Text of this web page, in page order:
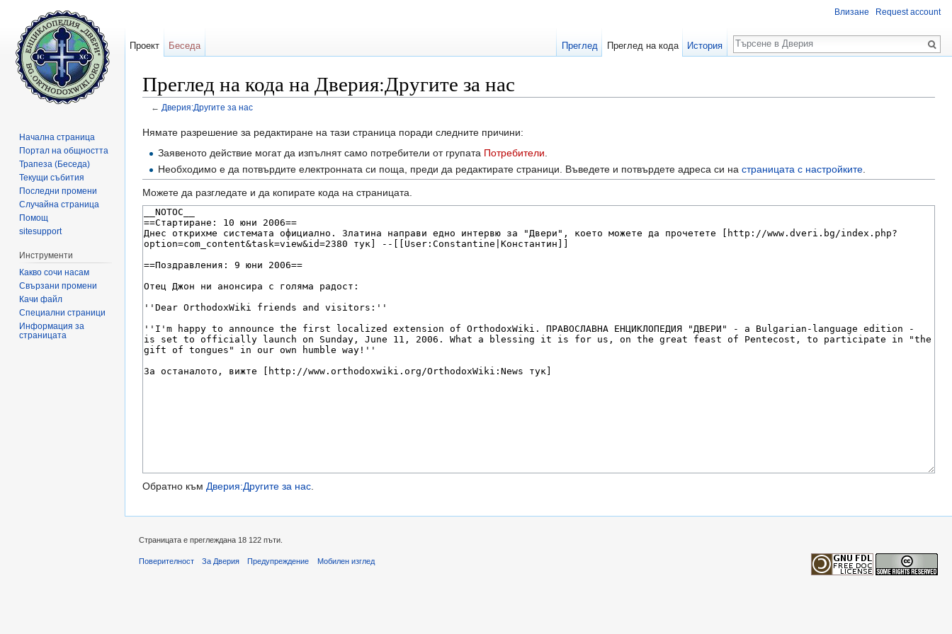
Преглед на кода на Дверия:Другите за нас
← Дверия:Другите за нас
Нямате разрешение за редактиране на тази страница поради следните причини:
Заявеното действие могат да изпълнят само потребители от групата Потребители
Необходимо е да потвърдите електронната си поща, преди да редактирате страници. Въведете и потвърдете адреса си настраницата с настройките
Можете да разгледате и да копирате кодa на страницата.
Обратно към Дверия:Другите за нас.
Влизане Request account
Проект Беседа Преглед Преглед на кода История
Търсене
Начална страница
Портал на общността
Трапеза (Беседа)
Текущи събития
Последни промени
Случайна страница
Помощ
sitesupport
Инструменти
Какво сочи насам
Свързани промени
Качи файл
Специални страници
Информация за
страницата
Страницата е преглеждана 18 122 пъти.
Поверителност За Дверия Предупреждение Мобилен изглед